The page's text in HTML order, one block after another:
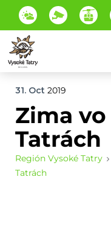
31. Oct 2019
Zima
Tatrách
Región Vysoké Tatry
Tatrách